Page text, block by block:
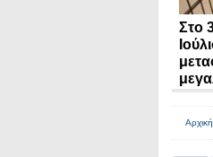
Στο
Αρχική